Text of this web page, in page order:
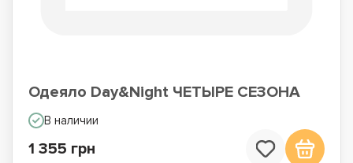
Одеяло Day&Night ЧЕТЫРЕ СЕЗОНА
В наличии
1 355 грн